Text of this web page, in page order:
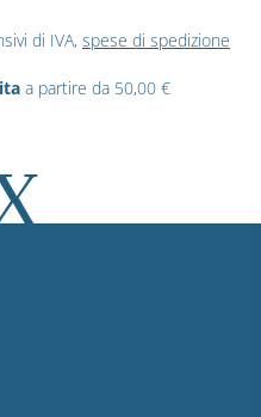
di IVA, spese di spedizione
a partire da 50,00 €